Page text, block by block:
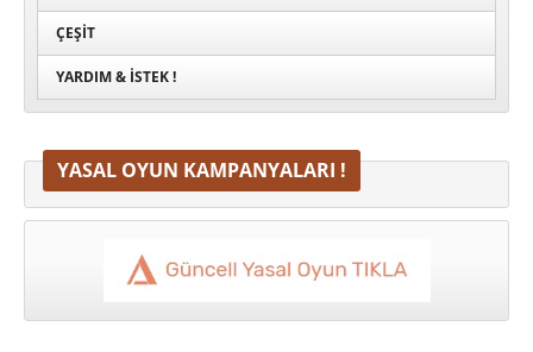
ÇEŞIT
YARDIM & İSTEK !
YASAL OYUN KAMPANYALARI !